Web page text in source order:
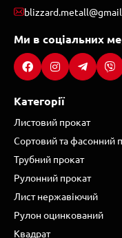
Ми в соціальних
Категорії
Листовий прокат
Сортовий та фасонний
Трубний прокат
Рулонний прокат
Лист нержавіючий
Рулон оцинкований
Квадрат